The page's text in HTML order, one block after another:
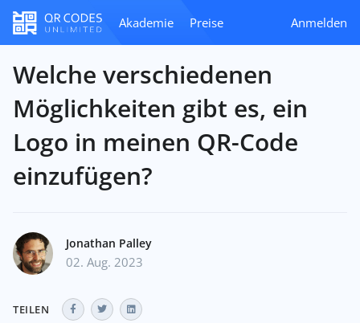
Akademie Preise Anmelden
Welche verschiedenen
Möglichkeiten gibt es, ein
Logo in meinen QR-Code
einzufügen?
Jonathan Palley
02. Aug. 2023
TEILEN